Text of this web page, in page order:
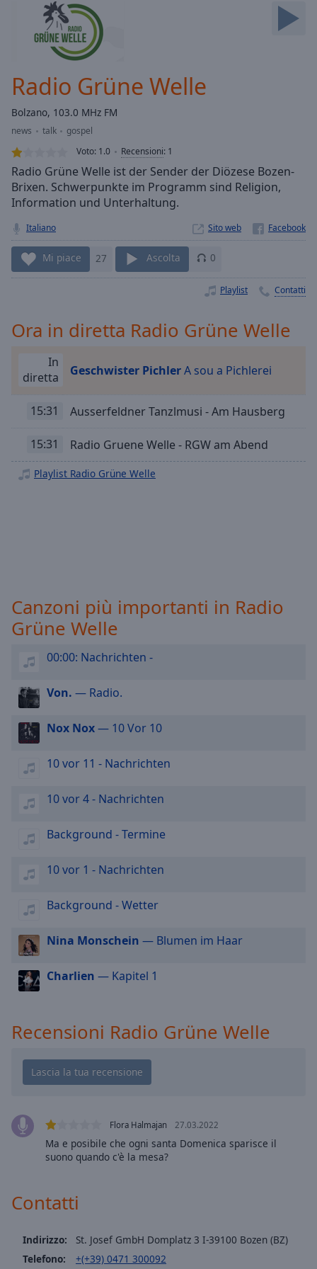
Loaded:
0.00%
Stream
Type LIVE
Seek to
live,
currently
live
LIVE
Remaining
Time-
Rate
Chapters
Descriptions
descriptions
off,
selected
dialog
subtitles
off,
Track
in-
Picture
modal
window.
cancel
and
close
Color
Background
Caption
Radio Grüne Welle
Bolzano, 103.0 MHz FM
news talk
gospel
Voto: 1.0 Recensioni: 1
Radio Grüne Welle ist der Sender der Diözese Bozen-
Brixen. Schwerpunkte im Programm sind Religion,
Information und Unterhaltung.
Italiano Sito web
Mi piace 27 Ascolta 0
Playlist Contatti
Ora in diretta Radio Grüne Welle
In
diretta
Geschwister PichlerA sou a Pichlerei
15:31 Ausserfeldner Tanzlmusi - Am Hausberg
15:31 Radio Gruene Welle - RGW am Abend
Playlist Radio Grüne Welle
Canzoni più importanti in Radio
Grüne Welle
00:00: Nachrichten -
Von. — Radio.
Nox Nox— 10 Vor 10
10 vor 11 - Nachrichten
10 vor 4 - Nachrichten
Background - Termine
10 vor 1 - Nachrichten
Background - Wetter
Nina Monschein — Blumen im Haar
Charlien — Kapitel 1
Recensioni Radio Grüne Welle
Flora Halmajan 27.03.2022
Ma e posibile che ogni santa Domenica sparisce il
suono quando c'è la mesa?
Contatti
Indirizzo:
St. Josef GmbH Domplatz 3 I-39100 Bozen (BZ)
Telefono:
+(+39) 0471 300092